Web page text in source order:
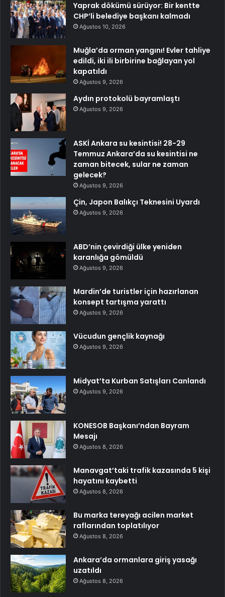
Yaprak dökümü sürüyor: Bir kentte
CHP’li belediye başkanı kalmadı
Ağustos 10, 2026
Muğla’da orman yangını! Evler tahliye
edildi, iki ili birbirine bağlayan yol
kapatıldı
Ağustos 9, 2026
Aydın protokolü bayramlaştı
Ağustos 9, 2026
ASKİ Ankara su kesintisi! 28-29
Temmuz Ankara’da su kesintisi ne
zaman bitecek, sular ne zaman
gelecek?
Ağustos 9, 2026
Çin, Japon Balıkçı Teknesini Uyardı
Ağustos 9, 2026
ABD’nin çevirdiği ülke yeniden
karanlığa gömüldü
Ağustos 9, 2026
Mardin’de turistler için hazırlanan
konsept tartışma yarattı
Ağustos 9, 2026
Vücudun gençlik kaynağı
Ağustos 9, 2026
Midyat’ta Kurban Satışları Canlandı
Ağustos 9, 2026
KONESOB Başkanı’ndan Bayram
Mesajı
Ağustos 8, 2026
Manavgat’taki trafik kazasında 5 kişi
hayatını kaybetti
Ağustos 8, 2026
Bu marka tereyağı acilen market
raflarından toplatılıyor
Ağustos 8, 2026
Ankara’da ormanlara giriş yasağı
uzatıldı
Ağustos 8, 2026